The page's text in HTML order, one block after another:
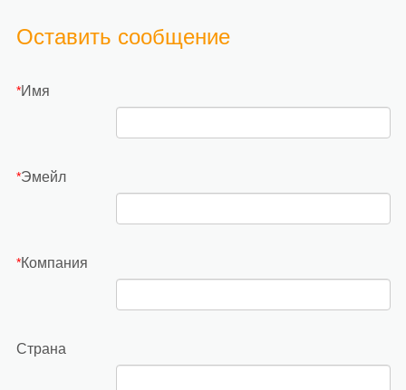
Оставить сообщение
*Имя
*Эмейл
*Компания
Страна